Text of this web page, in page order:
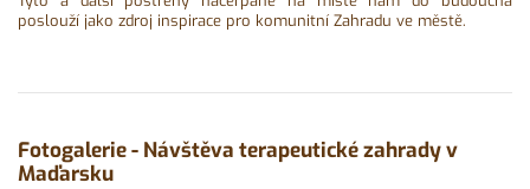
poslouží jako zdroj inspirace pro komunitní Zahradu ve městě.
Fotogalerie - Návštěva terapeutické zahrady v
Maďarsku